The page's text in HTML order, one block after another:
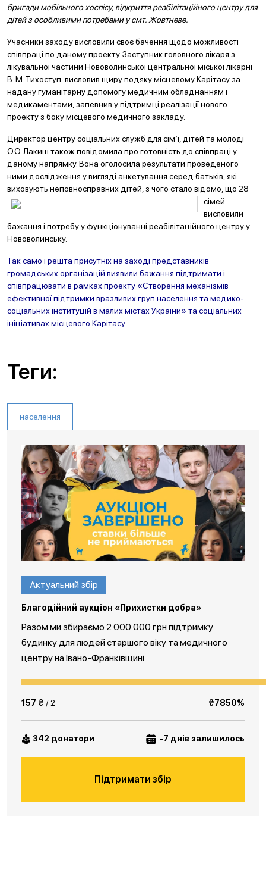
бригади мобільного хоспісу, відкриття реабілітаційного центру для
дітей з особливими потребами у смт. Жовтневе.
Учасники заходу висловили своє бачення щодо можливості
співпраці по даному проекту. Заступник головного лікаря з
лікувальної частини Нововолинської центральної міської лікарні
В. М. Тихоступ висловив щиру подяку місцевому Карітасу за
надану гуманітарну допомогу медичним обладнанням і
медикаментами, запевнив у підтримці реалізації нового
проекту з боку місцевого медичного закладу.
Директор центру соціальних служб для сім’ї, дітей та молоді
О.О. Лакиш також повідомила про готовність до співпраці у
даному напрямку. Вона оголосила результати проведеного
ними дослідження у вигляді анкетування серед батьків, які
виховують неповносправних дітей, з чого стало відомо, що 28
сімей
висловили
бажання і потребу у функціонуванні реабілітаційного центру у
Нововолинську.
Так само і решта присутніх на заході представників
громадських організацій виявили бажання підтримати і
співпрацювати в рамках проекту «Створення механізмів
ефективної підтримки вразливих груп населення та медико-
соціальних інституцій в малих містах України» та соціальних
ініціативах місцевого Карітасу.
Теги:
населення
Актуальний збір
Благодійний аукціон «Прихистки добра»
Разом ми збираємо 2 000 000 грн підтримку
будинку для людей старшого віку та медичного
центру на Івано-Франківщині.
157 ₴ / 2 ₴7850%
342 донатори -7 днів залишилось
Підтримати збір